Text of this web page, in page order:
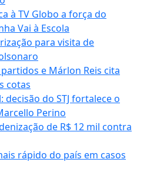
à TV Globo a força do
Vai à Escola
para visita de
e Márlon Reis cita
cotas
do STJ fortalece o
Perino
de R$ 12 mil contra
rápido do país em casos